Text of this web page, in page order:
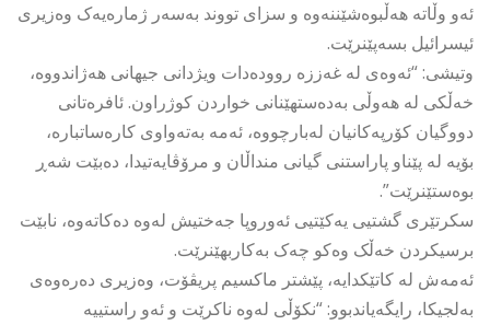
ئەو وڵاتە هەڵبوەشێننەوە و سزای تووند بەسەر ژمارەیەک وەزیری
ئیسرائیل بسەپێنرێت.
وتیشی: “ئەوەی لە غەززە روودەدات ویژدانی جیهانی هەژاندووە،
خەڵکی لە هەوڵی بەدەستهێنانی خواردن کوژراون. ئافرەتانی
دووگیان کۆرپەکانیان لەبارچووە، ئەمە بەتەواوی کارەساتبارە،
بۆیە لە پێناو پاراستنی گیانی منداڵان و مرۆڤایەتیدا، دەبێت شەڕ
بوەستێنرێت”.
سکرتێری گشتیی یەکێتیی ئەوروپا جەختیش لەوە دەکاتەوە، نابێت
برسیکردن خەڵک وەکو چەک بەکاربهێنرێت.
ئەمەش لە کاتێکدایە، پێشتر ماکسیم پریڤۆت، وەزیری دەرەوەی
بەلجیکا، رایگەیاندبوو: “نکۆڵی لەوە ناکرێت و ئەو راستییە